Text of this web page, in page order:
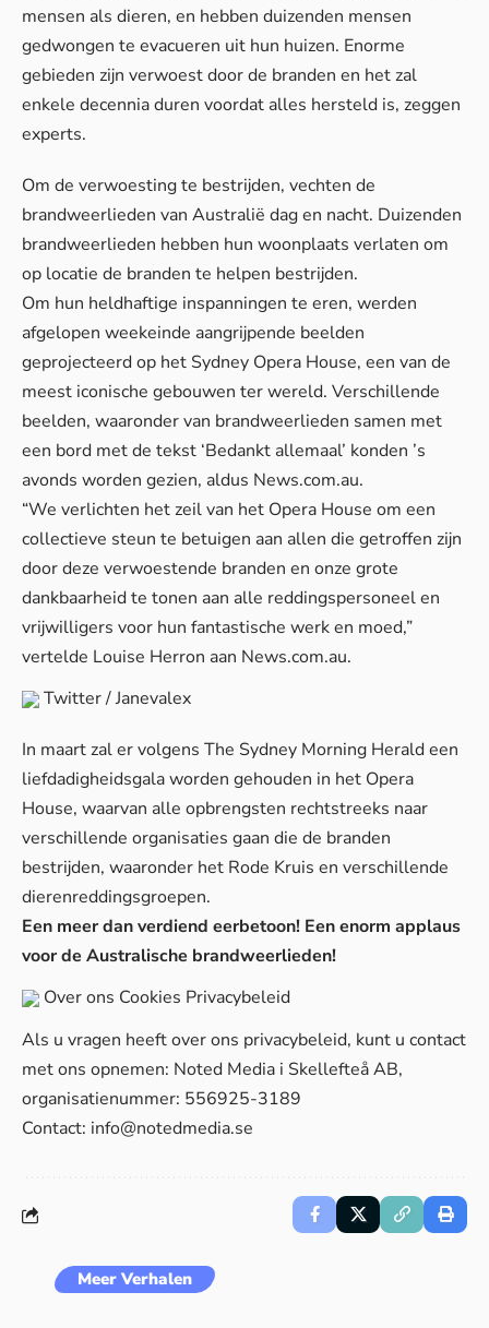
mensen als dieren, en hebben duizenden mensen
gedwongen te evacueren uit hun huizen. Enorme
gebieden zijn verwoest door de branden en het zal
enkele decennia duren voordat alles hersteld is, zeggen
experts.
Om de verwoesting te bestrijden, vechten de
brandweerlieden van Australië dag en nacht. Duizenden
brandweerlieden hebben hun woonplaats verlaten om
op locatie de branden te helpen bestrijden.
Om hun heldhaftige inspanningen te eren, werden
afgelopen weekeinde aangrijpende beelden
geprojecteerd op het Sydney Opera House, een van de
meest iconische gebouwen ter wereld. Verschillende
beelden, waaronder van brandweerlieden samen met
een bord met de tekst ‘Bedankt allemaal’ konden ’s
avonds worden gezien, aldus News.com.au.
“We verlichten het zeil van het Opera House om een
collectieve steun te betuigen aan allen die getroffen zijn
door deze verwoestende branden en onze grote
dankbaarheid te tonen aan alle reddingspersoneel en
vrijwilligers voor hun fantastische werk en moed,”
vertelde Louise Herron aan News.com.au.
Twitter / Janevalex
In maart zal er volgens The Sydney Morning Heraldeen
liefdadigheidsgala worden gehouden in het Opera
House, waarvan alle opbrengsten rechtstreeks naar
verschillende organisaties gaan die de branden
bestrijden, waaronder het Rode Kruis en verschillende
dierenreddingsgroepen.
Een meer dan verdiend eerbetoon! Een enorm applaus
voor de Australische brandweerlieden!
Over ons Cookies Privacybeleid
Als u vragen heeft over ons privacybeleid, kunt u contact
met ons opnemen: Noted Media i Skellefteå AB,
organisatienummer: 556925-3189
Contact: info@notedmedia.se
Meer Verhalen